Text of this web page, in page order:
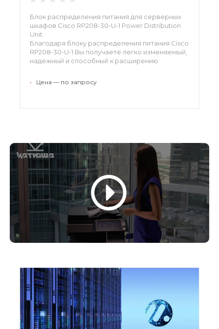
Блок распределения питания для серверных
шкафов Cisco RP208-30-U-1 Power Distribution
Unit.
Благодаря блоку распределения питания Cisco
RP208-30-U-1 Вы получаете легко изменяемый,
надежный и способный к расширению
• Цена — по запросу